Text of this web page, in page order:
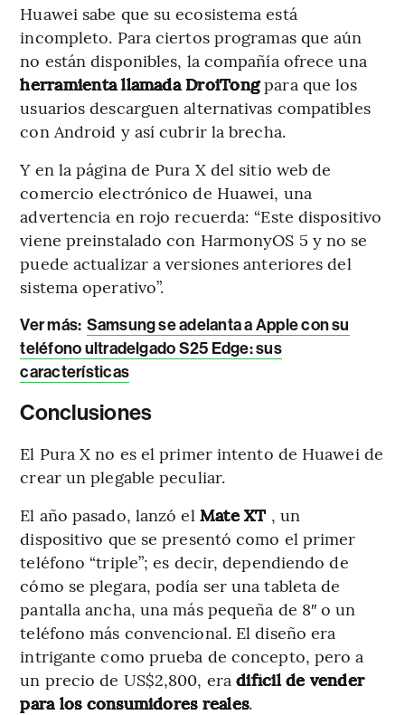
Huawei sabe que su ecosistema está
incompleto. Para ciertos programas que aún
no están disponibles, la compañía ofrece una
herramienta llamada DroiTongpara que los
usuarios descarguen alternativas compatibles
con Android y así cubrir la brecha.
Y en la página de Pura X del sitio web de
comercio electrónico de Huawei, una
advertencia en rojo recuerda: “Este dispositivo
viene preinstalado con HarmonyOS 5 y no se
puede actualizar a versiones anteriores del
sistema operativo”.
Ver más: Samsung se adelanta a Apple con su
teléfono ultradelgado S25 Edge: sus
características
Conclusiones
El Pura X no es el primer intento de Huawei de
crear un plegable peculiar.
El año pasado, lanzó el Mate XT , un
dispositivo que se presentó como el primer
teléfono “triple”; es decir, dependiendo de
cómo se plegara, podía ser una tableta de
pantalla ancha, una más pequeña de 8″ o un
teléfono más convencional. El diseño era
intrigante como prueba de concepto, pero a
un precio de US$2,800, eradifícil de vender
para los consumidores reales.